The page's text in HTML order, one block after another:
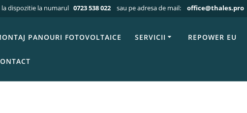
la dispozitie la numarul 0723 538 022 sau pe adresa de mail: office@thales.pro
PANOURI FOTOVOLTAICE SERVICII REPOWER EU
Acasa»Portfolio»CARBON FOOTPRINT CERTIFICAT 2025